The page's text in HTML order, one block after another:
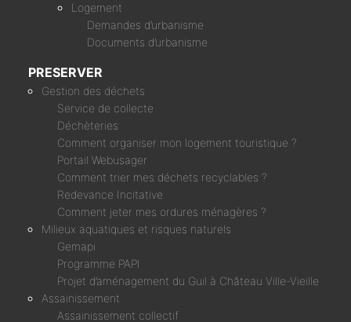
Logement
Demandes d’urbanisme
Documents d’urbanisme
PRESERVER
Gestion des déchets
Service de collecte
Déchèteries
Comment organiser mon logement touristique ?
Portail Webusager
Comment trier mes déchets recyclables ?
Redevance Incitative
Comment jeter mes ordures ménagères ?
Milieux aquatiques et risques naturels
Gemapi
Programme PAPI
Projet d’aménagement du Guil à Château Ville-Vieille
Assainissement
Assainissement collectif